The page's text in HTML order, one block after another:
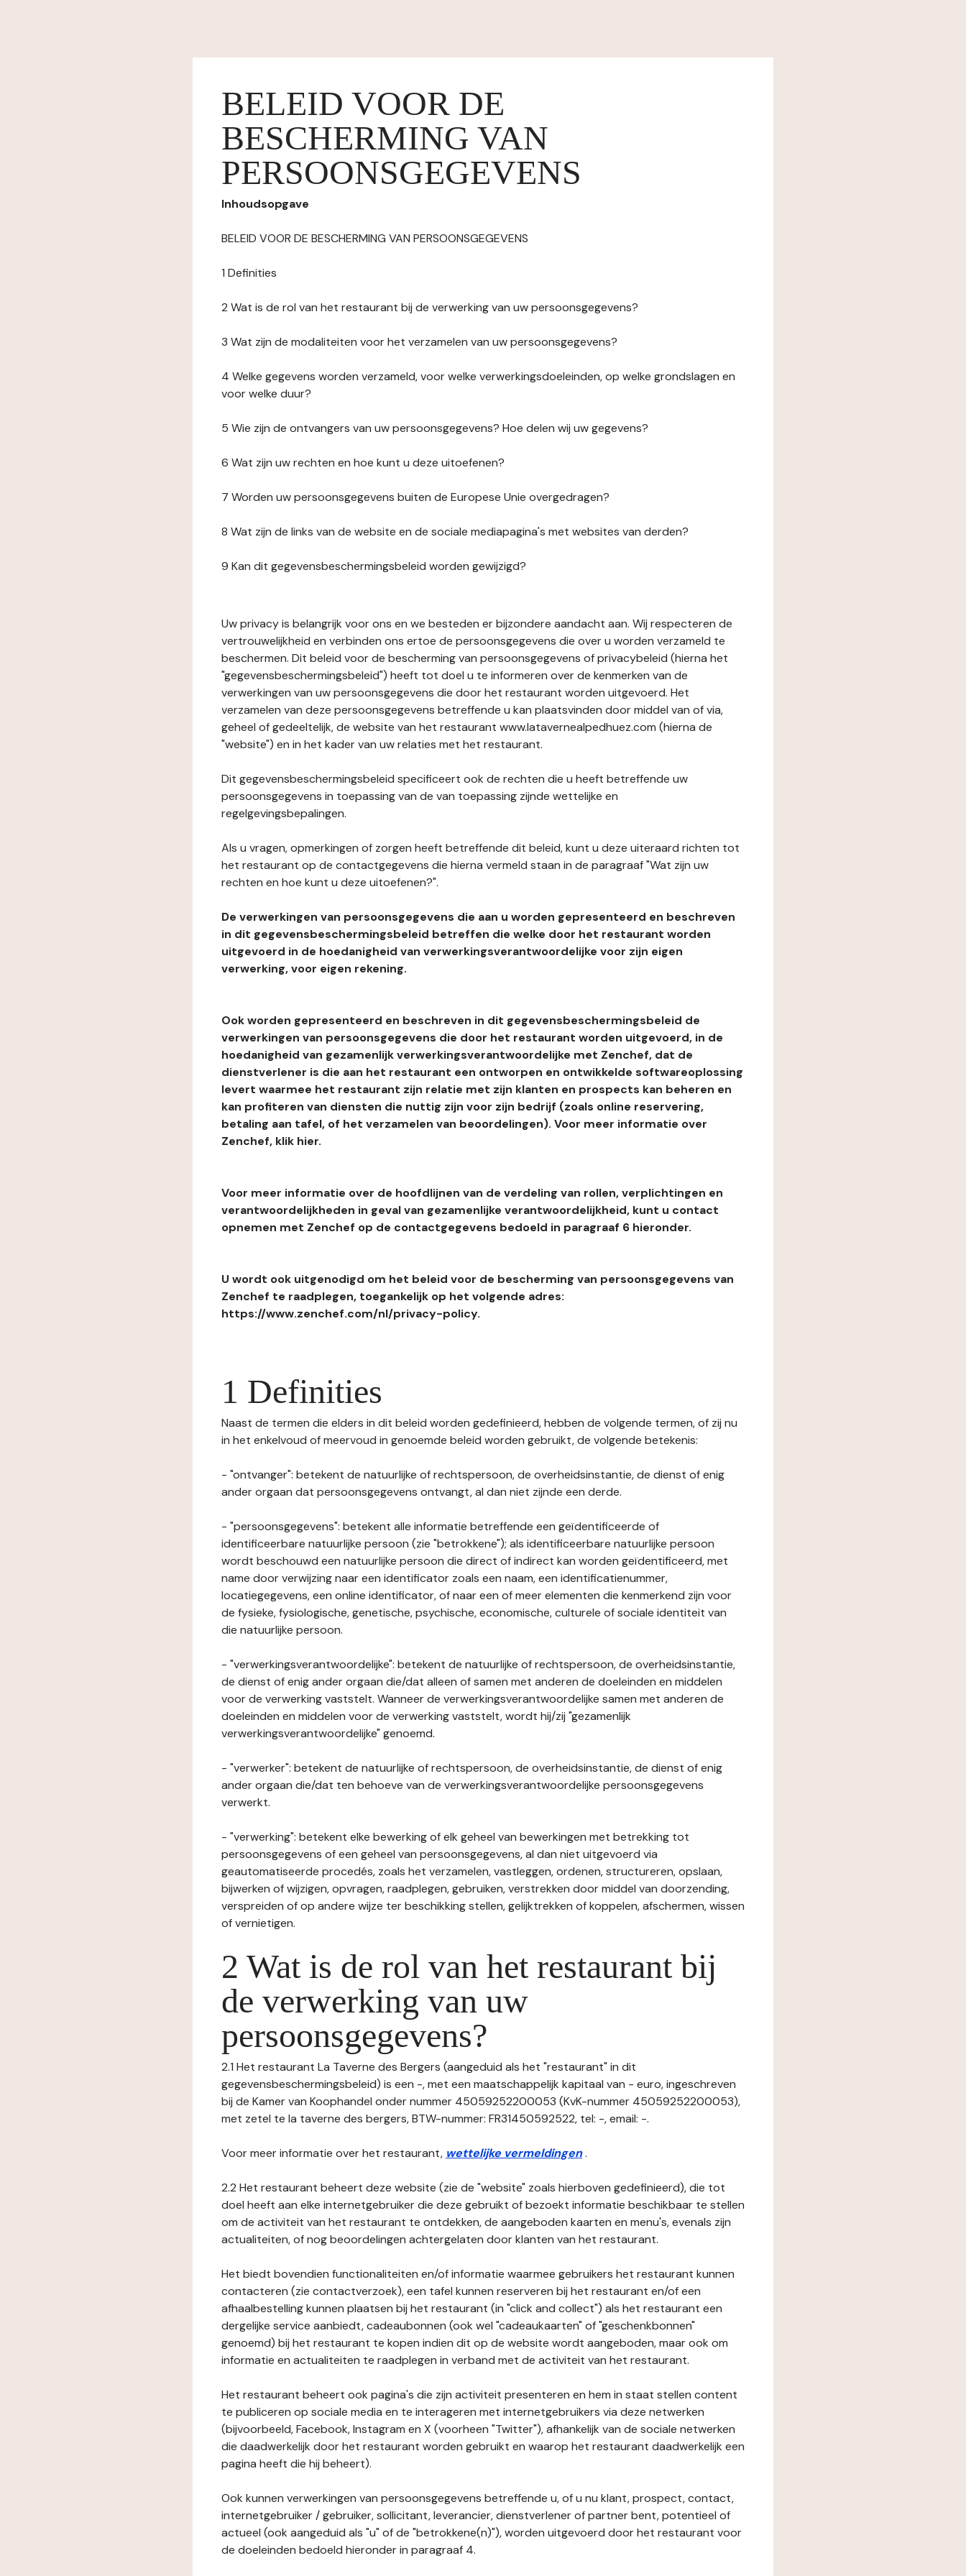
BELEID VOOR DE
BESCHERMING VAN
PERSOONSGEGEVENS
Inhoudsopgave
BELEID VOOR DE BESCHERMING VAN PERSOONSGEGEVENS
1 Definities
2 Wat is de rol van het restaurant bij de verwerking van uw persoonsgegevens?
3 Wat zijn de modaliteiten voor het verzamelen van uw persoonsgegevens?
4 Welke gegevens worden verzameld, voor welke verwerkingsdoeleinden, op welke grondslagen en
voor welke duur?
5 Wie zijn de ontvangers van uw persoonsgegevens? Hoe delen wij uw gegevens?
6 Wat zijn uw rechten en hoe kunt u deze uitoefenen?
7 Worden uw persoonsgegevens buiten de Europese Unie overgedragen?
8 Wat zijn de links van de website en de sociale mediapagina's met websites van derden?
9 Kan dit gegevensbeschermingsbeleid worden gewijzigd?
Uw privacy is belangrijk voor ons en we besteden er bijzondere aandacht aan. Wij respecteren de
vertrouwelijkheid en verbinden ons ertoe de persoonsgegevens die over u worden verzameld te
beschermen. Dit beleid voor de bescherming van persoonsgegevens of privacybeleid (hierna het
"gegevensbeschermingsbeleid") heeft tot doel u te informeren over de kenmerken van de
verwerkingen van uw persoonsgegevens die door het restaurant worden uitgevoerd. Het
verzamelen van deze persoonsgegevens betreffende u kan plaatsvinden door middel van of via,
geheel of gedeeltelijk, de website van het restaurant www.latavernealpedhuez.com (hierna de
"website") en in het kader van uw relaties met het restaurant.
Dit gegevensbeschermingsbeleid specificeert ook de rechten die u heeft betreffende uw
persoonsgegevens in toepassing van de van toepassing zijnde wettelijke en
regelgevingsbepalingen.
Als u vragen, opmerkingen of zorgen heeft betreffende dit beleid, kunt u deze uiteraard richten tot
het restaurant op de contactgegevens die hierna vermeld staan in de paragraaf "Wat zijn uw
rechten en hoe kunt u deze uitoefenen?".
De verwerkingen van persoonsgegevens die aan u worden gepresenteerd en beschreven
in dit gegevensbeschermingsbeleid betreffen die welke door het restaurant worden
uitgevoerd in de hoedanigheid van verwerkingsverantwoordelijke voor zijn eigen
verwerking, voor eigen rekening.
Ook worden gepresenteerd en beschreven in dit gegevensbeschermingsbeleid de
verwerkingen van persoonsgegevens die door het restaurant worden uitgevoerd, in de
hoedanigheid van gezamenlijk verwerkingsverantwoordelijke met Zenchef, dat de
dienstverlener is die aan het restaurant een ontworpen en ontwikkelde softwareoplossing
levert waarmee het restaurant zijn relatie met zijn klanten en prospects kan beheren en
kan profiteren van diensten die nuttig zijn voor zijn bedrijf (zoals online reservering,
betaling aan tafel, of het verzamelen van beoordelingen). Voor meer informatie over
Zenchef, klik hier.
Voor meer informatie over de hoofdlijnen van de verdeling van rollen, verplichtingen en
verantwoordelijkheden in geval van gezamenlijke verantwoordelijkheid, kunt u contact
opnemen met Zenchef op de contactgegevens bedoeld in paragraaf 6 hieronder.
U wordt ook uitgenodigd om het beleid voor de bescherming van persoonsgegevens van
Zenchef te raadplegen, toegankelijk op het volgende adres:
https://www.zenchef.com/nl/privacy-policy.
1 Definities
Naast de termen die elders in dit beleid worden gedefinieerd, hebben de volgende termen, of zij nu
in het enkelvoud of meervoud in genoemde beleid worden gebruikt, de volgende betekenis:
- "ontvanger": betekent de natuurlijke of rechtspersoon, de overheidsinstantie, de dienst of enig
ander orgaan dat persoonsgegevens ontvangt, al dan niet zijnde een derde.
- "persoonsgegevens": betekent alle informatie betreffende een geïdentificeerde of
identificeerbare natuurlijke persoon (zie "betrokkene"); als identificeerbare natuurlijke persoon
wordt beschouwd een natuurlijke persoon die direct of indirect kan worden geïdentificeerd, met
name door verwijzing naar een identificator zoals een naam, een identificatienummer,
locatiegegevens, een online identificator, of naar een of meer elementen die kenmerkend zijn voor
de fysieke, fysiologische, genetische, psychische, economische, culturele of sociale identiteit van
die natuurlijke persoon.
- "verwerkingsverantwoordelijke": betekent de natuurlijke of rechtspersoon, de overheidsinstantie,
de dienst of enig ander orgaan die/dat alleen of samen met anderen de doeleinden en middelen
voor de verwerking vaststelt. Wanneer de verwerkingsverantwoordelijke samen met anderen de
doeleinden en middelen voor de verwerking vaststelt, wordt hij/zij "gezamenlijk
verwerkingsverantwoordelijke" genoemd.
- "verwerker": betekent de natuurlijke of rechtspersoon, de overheidsinstantie, de dienst of enig
ander orgaan die/dat ten behoeve van de verwerkingsverantwoordelijke persoonsgegevens
verwerkt.
- "verwerking": betekent elke bewerking of elk geheel van bewerkingen met betrekking tot
persoonsgegevens of een geheel van persoonsgegevens, al dan niet uitgevoerd via
geautomatiseerde procedés, zoals het verzamelen, vastleggen, ordenen, structureren, opslaan,
bijwerken of wijzigen, opvragen, raadplegen, gebruiken, verstrekken door middel van doorzending,
verspreiden of op andere wijze ter beschikking stellen, gelijktrekken of koppelen, afschermen, wissen
of vernietigen.
2 Wat is de rol van het restaurant bij
de verwerking van uw
persoonsgegevens?
2.1 Het restaurant La Taverne des Bergers (aangeduid als het "restaurant" in dit
gegevensbeschermingsbeleid) is een -, met een maatschappelijk kapitaal van - euro, ingeschreven
bij de Kamer van Koophandel onder nummer 45059252200053 (KvK-nummer 45059252200053),
met zetel te la taverne des bergers, BTW-nummer: FR31450592522, tel: -, email: -.
Voor meer informatie over het restaurant, wettelijke vermeldingen.
2.2 Het restaurant beheert deze website (zie de "website" zoals hierboven gedefinieerd), die tot
doel heeft aan elke internetgebruiker die deze gebruikt of bezoekt informatie beschikbaar te stellen
om de activiteit van het restaurant te ontdekken, de aangeboden kaarten en menu's, evenals zijn
actualiteiten, of nog beoordelingen achtergelaten door klanten van het restaurant.
Het biedt bovendien functionaliteiten en/of informatie waarmee gebruikers het restaurant kunnen
contacteren (zie contactverzoek), een tafel kunnen reserveren bij het restaurant en/of een
afhaalbestelling kunnen plaatsen bij het restaurant (in "click and collect") als het restaurant een
dergelijke service aanbiedt, cadeaubonnen (ook wel "cadeaukaarten" of "geschenkbonnen"
genoemd) bij het restaurant te kopen indien dit op de website wordt aangeboden, maar ook om
informatie en actualiteiten te raadplegen in verband met de activiteit van het restaurant.
Het restaurant beheert ook pagina's die zijn activiteit presenteren en hem in staat stellen content
te publiceren op sociale media en te interageren met internetgebruikers via deze netwerken
(bijvoorbeeld, Facebook, Instagram en X (voorheen "Twitter"), afhankelijk van de sociale netwerken
die daadwerkelijk door het restaurant worden gebruikt en waarop het restaurant daadwerkelijk een
pagina heeft die hij beheert).
Ook kunnen verwerkingen van persoonsgegevens betreffende u, of u nu klant, prospect, contact,
internetgebruiker / gebruiker, sollicitant, leverancier, dienstverlener of partner bent, potentieel of
actueel (ook aangeduid als "u" of de "betrokkene(n)"), worden uitgevoerd door het restaurant voor
de doeleinden bedoeld hieronder in paragraaf 4.